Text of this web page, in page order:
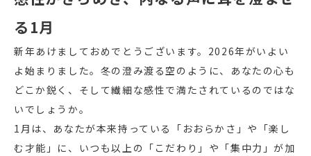
る1月
新年あけましておめでとうございます。2026年がいよい
よ始まりました。冬の澄み渡る空のように、あなたの心も
どこか鋭く、そして繊細な感性で満たされているのではな
いでしょうか。
1月は、あなたが本来持っている「おおらかさ」や「楽し
む才能」に、いつも以上の「こだわり」や「集中力」が加